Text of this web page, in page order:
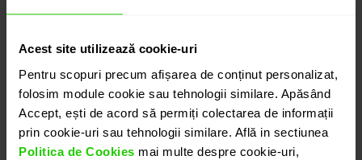
Acest site utilizează cookie-uri
Pentru scopuri precum afișarea de conținut personalizat,
folosim module cookie sau tehnologii similare. Apăsând
Accept, ești de acord să permiți colectarea de informații
prin cookie-uri sau tehnologii similare. Află in sectiunea
Politica de Cookies mai multe despre cookie-uri,
DETALII